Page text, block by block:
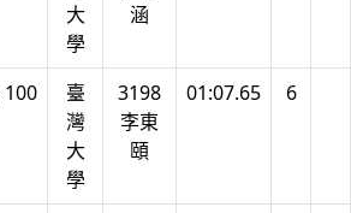
大
學
涵
100
臺
灣
大
學
3198
李東
頤
01:07.65 6